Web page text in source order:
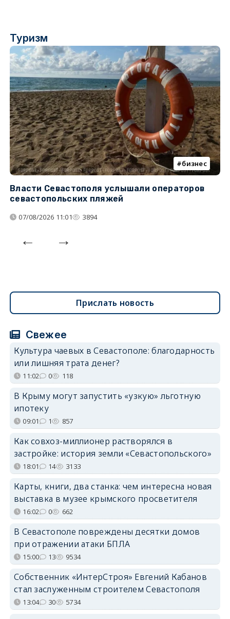
Туризм
бизнес
Власти Севастополя услышали операторов
севастопольских пляжей
07/08/2026 11:01 3894
Прислать новость
Свежее
Культура чаевых в Севастополе: благодарность
или лишняя трата денег?
11:02 0 118
В Крыму могут запустить «узкую» льготную
ипотеку
09:01 1 857
Как совхоз-миллионер растворялся в
застройке: история земли «Севастопольского»
18:01 14 3133
Карты, книги, два станка: чем интересна новая
выставка в музее крымского просветителя
16:02 0 662
В Севастополе повреждены десятки домов
при отражении атаки БПЛА
15:00 13 9534
Собственник «ИнтерСтроя» Евгений Кабанов
стал заслуженным строителем Севастополя
13:04 30 5734